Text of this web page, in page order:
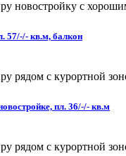
новостройку с
57/-/- кв.м, балкон
рядом с курортной
пл. 36/-/- кв.м
рядом с курортной